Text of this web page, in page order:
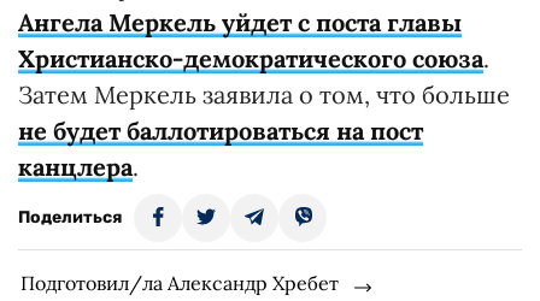
Ангела Меркель уйдет с поста главы
Христианско-демократического союза.
Затем Меркель заявила о том, что больше
не будет баллотироваться на пост
канцлера.
Поделиться
Подготовил/ла Александр Хребет